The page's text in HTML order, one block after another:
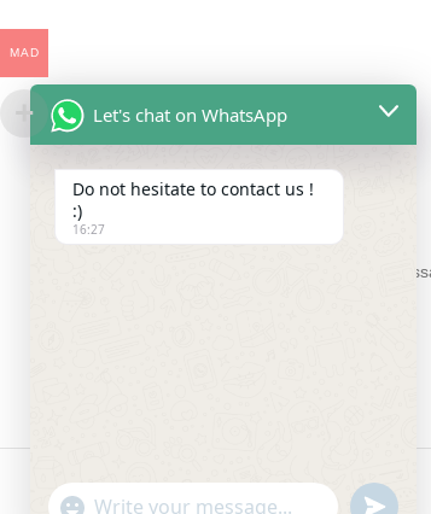
55 Souk aux roseaux kessabine 55
BLOTY Marrakech 2023 CRÉE PAR BLOTY4YOU
MAD
Let's chat on WhatsApp
Do not hesitate to contact us !
:)
16:27